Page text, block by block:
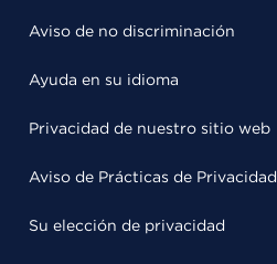
Aviso de no discriminación
Ayuda en su idioma
Privacidad de nuestro sitio web
Aviso de Prácticas de Privacidad
Su elección de privacidad